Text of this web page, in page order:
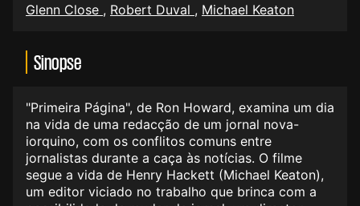
Glenn Close , Robert Duval , Michael Keaton
Sinopse
"Primeira Página", de Ron Howard, examina um dia
na vida de uma redacção de um jornal nova-
iorquino, com os conflitos comuns entre
jornalistas durante a caça às notícias. O filme
segue a vida de Henry Hackett (Michael Keaton),
um editor viciado no trabalho que brinca com a